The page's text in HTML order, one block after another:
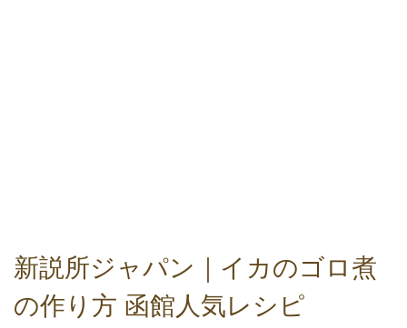
新説所ジャパン｜イカのゴロ煮
の作り方 函館人気レシピ